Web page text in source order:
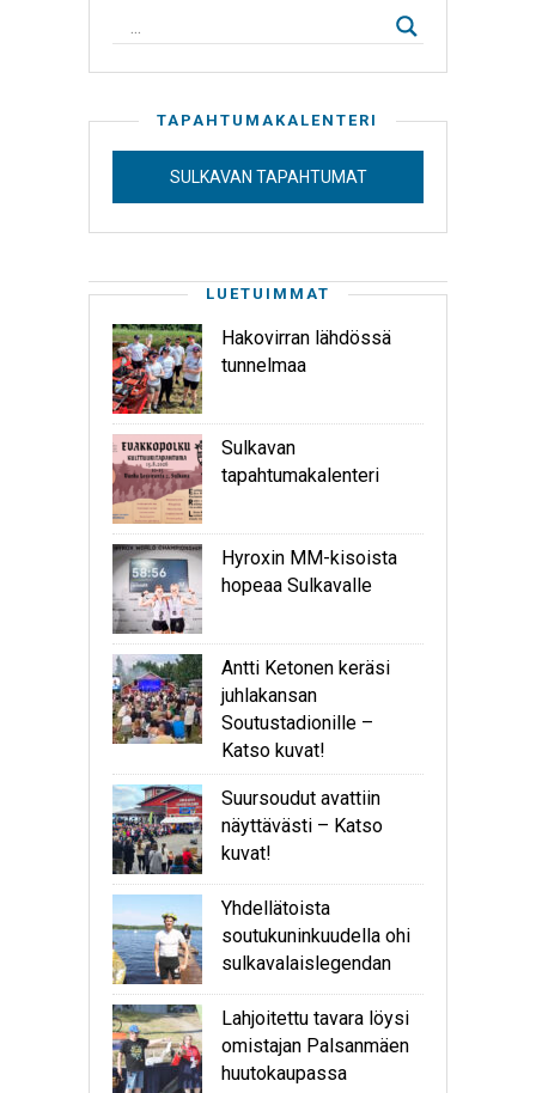
TAPAHTUMAKALENTERI
SULKAVAN TAPAHTUMAT
LUETUIMMAT
Hakovirran lähdössä
tunnelmaa
Sulkavan
tapahtumakalenteri
Hyroxin MM-kisoista
hopeaa Sulkavalle
Antti Ketonen keräsi
juhlakansan
Soutustadionille –
Katso kuvat!
Suursoudut avattiin
näyttävästi – Katso
kuvat!
Yhdellätoista
soutukuninkuudella ohi
sulkavalaislegendan
Lahjoitettu tavara löysi
omistajan Palsanmäen
huutokaupassa